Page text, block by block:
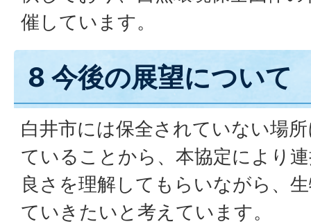
催しています。
8 今後の展望について
白井市には保全されていない場
ていることから、本協定により
良さを理解してもらいながら、
ていきたいと考えています。